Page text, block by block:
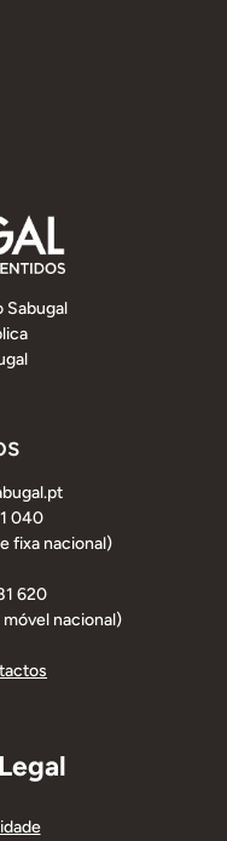
Sabugal
040
fixa nacional)
620
nacional)